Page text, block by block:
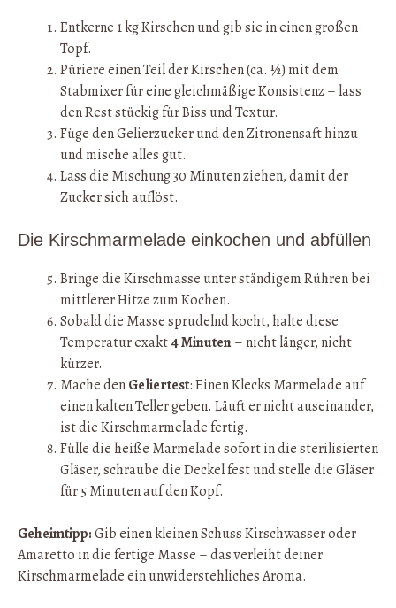
Entkerne 1 kg Kirschen und gib sie in einen großen
Topf.
Püriere einen Teil der Kirschen (ca. ½) mit dem
Stabmixer für eine gleichmäßige Konsistenz – lass
den Rest stückig für Biss und Textur.
Füge den Gelierzucker und den Zitronensaft hinzu
und mische alles gut.
Lass die Mischung 30 Minuten ziehen, damit der
Zucker sich auflöst.
Die Kirschmarmelade einkochen und abfüllen
Bringe die Kirschmasse unter ständigem Rühren bei
mittlerer Hitze zum Kochen.
Sobald die Masse sprudelnd kocht, halte diese
Temperatur exakt4 Minuten– nicht länger, nicht
kürzer.
Mache denGeliertest: Einen Klecks Marmelade auf
einen kalten Teller geben. Läuft er nicht auseinander,
ist die Kirschmarmelade fertig.
Fülle die heiße Marmelade sofort in die sterilisierten
Gläser, schraube die Deckel fest und stelle die Gläser
für 5 Minuten auf den Kopf.
Geheimtipp:Gib einen kleinen Schuss Kirschwasser oder
Amaretto in die fertige Masse – das verleiht deiner
Kirschmarmelade ein unwiderstehliches Aroma.